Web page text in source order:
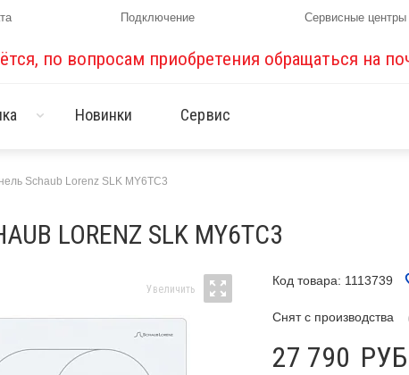
Подключение Сервисные центры
по вопросам приобретения обращаться на
Новинки Сервис
Schaub Lorenz SLK MY6TC3
LORENZ SLK MY6TC3
Код товара: 1113739
Снят с производства
27 790